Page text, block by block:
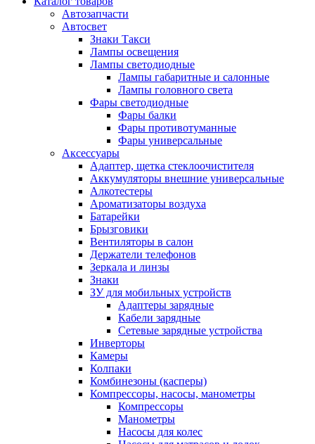
Автозапчасти
Автосвет
Знаки Такси
Лампы освещения
Лампы светодиодные
Лампы габаритные и салонные
Лампы головного света
Фары светодиодные
Фары балки
Фары противотуманные
Фары универсальные
Аксессуары
Адаптер, щетка стеклоочистителя
Аккумуляторы внешние универсальные
Алкотестеры
Ароматизаторы воздуха
Батарейки
Брызговики
Вентиляторы в салон
Держатели телефонов
Зеркала и линзы
Знаки
ЗУ для мобильных устройств
Адаптеры зарядные
Кабели зарядные
Сетевые зарядные устройства
Инверторы
Камеры
Колпаки
Комбинезоны (касперы)
Компрессоры, насосы, манометры
Компрессоры
Манометры
Насосы для колес